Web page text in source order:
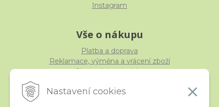
Nastavení cookies
Instagram
Vše o nákupu
Platba a doprava
Reklamace, výměna a vrácení zboží
Obchodní podmínky